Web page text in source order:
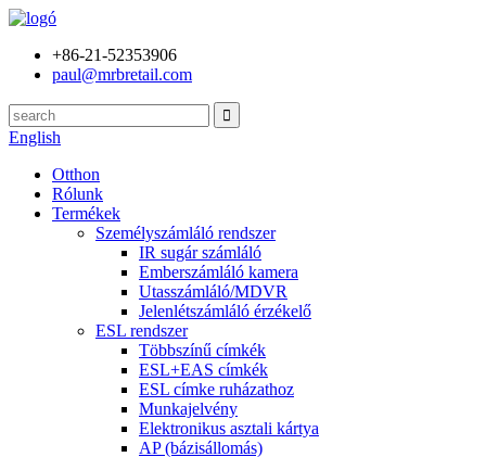
+86-21-52353906
paul@mrbretail.com
English
Otthon
Rólunk
Termékek
Személyszámláló rendszer
IR sugár számláló
Emberszámláló kamera
Utasszámláló/MDVR
Jelenlétszámláló érzékelő
ESL rendszer
Többszínű címkék
ESL+EAS címkék
ESL címke ruházathoz
Munkajelvény
Elektronikus asztali kártya
AP (bázisállomás)